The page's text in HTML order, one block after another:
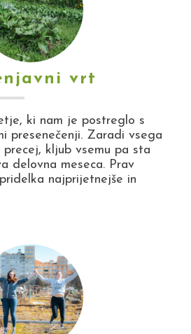
vrt
ki nam je postreglo s
presenečenji. Zaradi vsega
kljub vsemu pa sta
delovna meseca. Prav
najprijetnejše in